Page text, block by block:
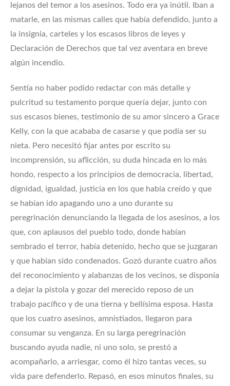
lejanos del temor a los asesinos. Todo era ya inútil. Iban a
matarle, en las mismas calles que había defendido, junto a
la insignia, carteles y los escasos libros de leyes y
Declaración de Derechos que tal vez aventara en breve
algún incendio.
Sentía no haber podido redactar con más detalle y
pulcritud su testamento porque quería dejar, junto con
sus escasos bienes, testimonio de su amor sincero a Grace
Kelly, con la que acababa de casarse y que podía ser su
nieta. Pero necesitó fijar antes por escrito su
incomprensión, su aflicción, su duda hincada en lo más
hondo, respecto a los principios de democracia, libertad,
dignidad, igualdad, justicia en los que había creído y que
se habían ido apagando uno a uno durante su
peregrinación denunciando la llegada de los asesinos, a los
que, con aplausos del pueblo todo, donde habían
sembrado el terror, había detenido, hecho que se juzgaran
y que habían sido condenados. Gozó durante cuatro años
del reconocimiento y alabanzas de los vecinos, se disponía
a dejar la pistola y gozar del merecido reposo de un
trabajo pacífico y de una tierna y bellísima esposa. Hasta
que los cuatro asesinos, amnistiados, llegaron para
consumar su venganza. En su larga peregrinación
buscando ayuda nadie, ni uno solo, se prestó a
acompañarlo, a arriesgar, como él hizo tantas veces, su
vida pare defenderlo. Repasó, en esos minutos finales, su